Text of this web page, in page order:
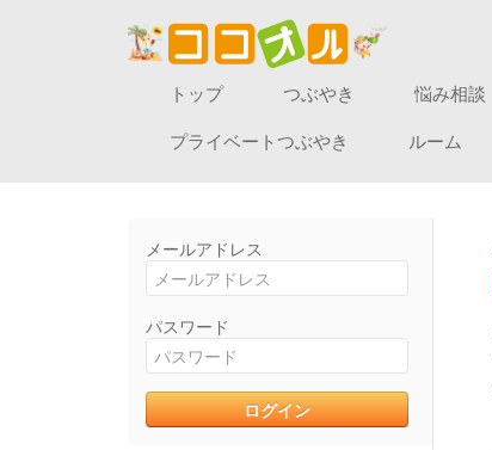
トップ つぶやき 悩み相談
プライベートつぶやき
ルーム
メールアドレス
パスワード